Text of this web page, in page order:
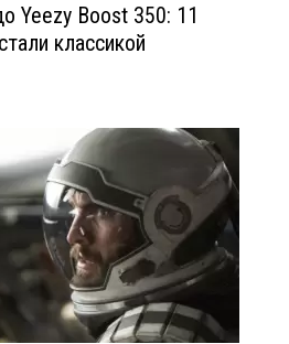
Yeezy Boost 350: 11
классикой